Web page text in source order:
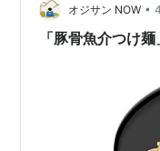
だわりの技術で仕上
ける美味しさで食…
オジサン NOW •
「豚骨魚介つけ麺